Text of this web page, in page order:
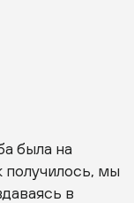
была на
получилось, мы
в